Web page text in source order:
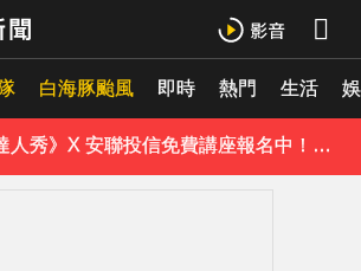
白海豚颱風 即時 熱門 生活
App，隨時掌握天下大小事！
《理財達人秀》X 安聯投信免費講座報名中！搶先卡位 2027